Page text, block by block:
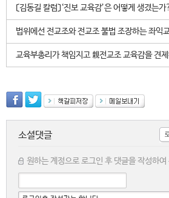
〔김동길 칼럼〕‘진보 교육감’은 어떻게 생겼는가
법위에선 전교조와 전교조 불법 조장하는 좌익
교육부총리가 책임지고 親전교조 교육감을 견
소셜댓글
원하는 계정으로 로그인 후 댓글을 작성하여